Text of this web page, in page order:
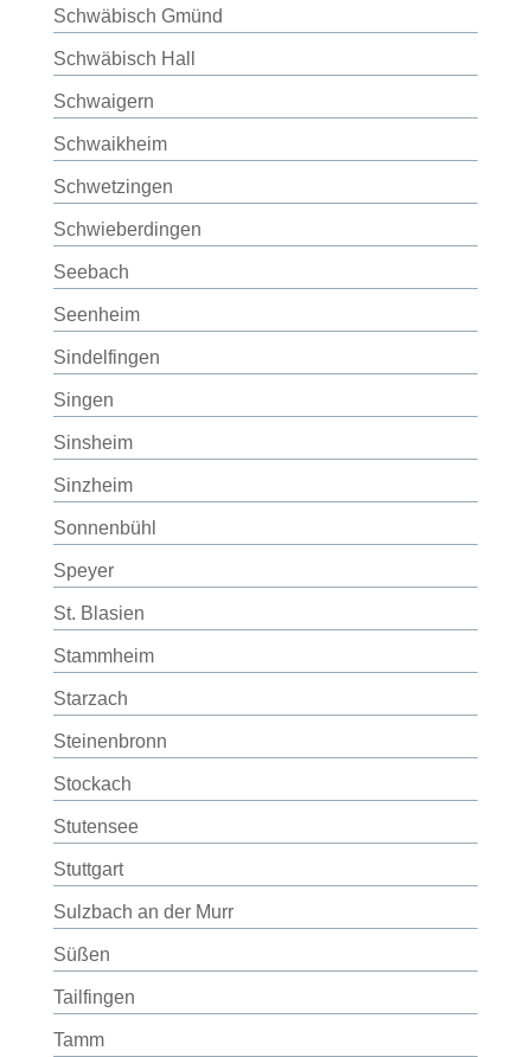
Schwäbisch Gmünd
Schwäbisch Hall
Schwaigern
Schwaikheim
Schwetzingen
Schwieberdingen
Seebach
Seenheim
Sindelfingen
Singen
Sinsheim
Sinzheim
Sonnenbühl
Speyer
St. Blasien
Stammheim
Starzach
Steinenbronn
Stockach
Stutensee
Stuttgart
Sulzbach an der Murr
Süßen
Tailfingen
Tamm